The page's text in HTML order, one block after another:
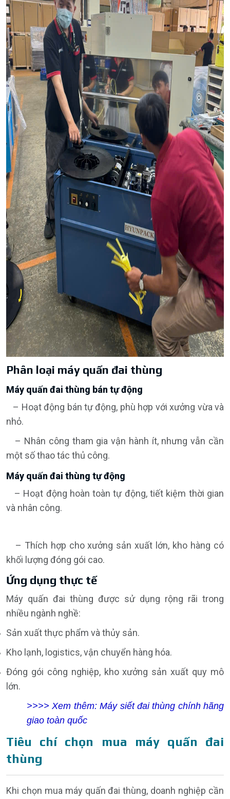
Phân loại máy quấn đai thùng
Máy quấn đai thùng bán tự động
– Hoạt động bán tự động, phù hợp với xưởng vừa và
nhỏ.
– Nhân công tham gia vận hành ít, nhưng vẫn cần
một số thao tác thủ công.
Máy quấn đai thùng tự động
– Hoạt động hoàn toàn tự động, tiết kiệm thời gian
và nhân công.
– Thích hợp cho xưởng sản xuất lớn, kho hàng có
khối lượng đóng gói cao.
Ứng dụng thực tế
Máy quấn đai thùng được sử dụng rộng rãi trong
nhiều ngành nghề:
Sản xuất thực phẩm và thủy sản.
Kho lạnh, logistics, vận chuyển hàng hóa.
Đóng gói công nghiệp, kho xưởng sản xuất quy mô
lớn.
>>>> Xem thêm:Máy siết đai thùng chính hãng
giao toàn quốc
Tiêu chí chọn mua máy quấn đai
thùng
Khi chọn mua máy quấn đai thùng, doanh nghiệp cần